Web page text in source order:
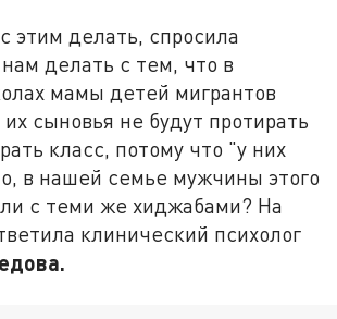
этим делать, спросила
делать с тем, что в
мамы детей мигрантов
сыновья не будут протирать
класс, потому что "у них
в нашей семье мужчины этого
с теми же хиджабами? На
клинический психолог